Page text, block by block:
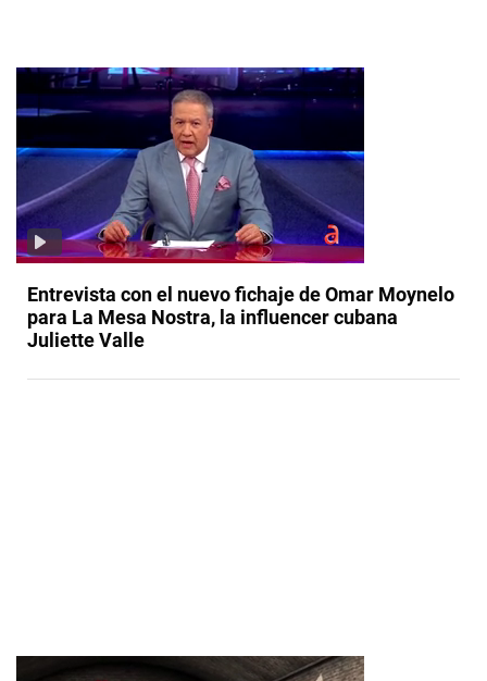
Entrevista con el nuevo fichaje de Omar Moynelo
para La Mesa Nostra, la influencer cubana
Juliette Valle